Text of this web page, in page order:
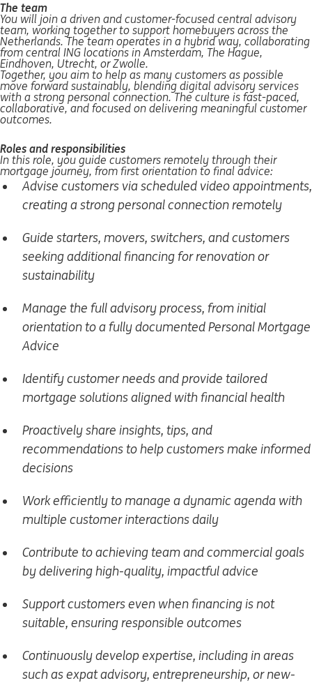
The team
You will join a driven and customer-focused central advisory
team, working together to support homebuyers across the
Netherlands. The team operates in a hybrid way, collaborating
from central ING locations in Amsterdam, The Hague,
Eindhoven, Utrecht, or Zwolle.
Together, you aim to help as many customers as possible
move forward sustainably, blending digital advisory services
with a strong personal connection. The culture is fast-paced,
collaborative, and focused on delivering meaningful customer
outcomes.
Roles and responsibilities
In this role, you guide customers remotely through their
mortgage journey, from first orientation to final advice:
Advise customers via scheduled video appointments,
creating a strong personal connection remotely
Guide starters, movers, switchers, and customers
seeking additional financing for renovation or
sustainability
Manage the full advisory process, from initial
orientation to a fully documented Personal Mortgage
Advice
Identify customer needs and provide tailored
mortgage solutions aligned with financial health
Proactively share insights, tips, and
recommendations to help customers make informed
decisions
Work efficiently to manage a dynamic agenda with
multiple customer interactions daily
Contribute to achieving team and commercial goals
by delivering high-quality, impactful advice
Support customers even when financing is not
suitable, ensuring responsible outcomes
Continuously develop expertise, including in areas
such as expat advisory, entrepreneurship, or new-